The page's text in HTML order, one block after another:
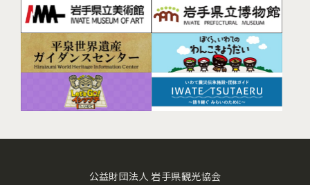
公益財団法人 岩手県観光協会